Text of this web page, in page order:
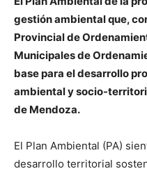
gestión ambiental que,
Provincial de
Municipales de
base para el desarrollo
ambiental y socio-
de Mendoza.
El Plan Ambiental (PA)
desarrollo territorial